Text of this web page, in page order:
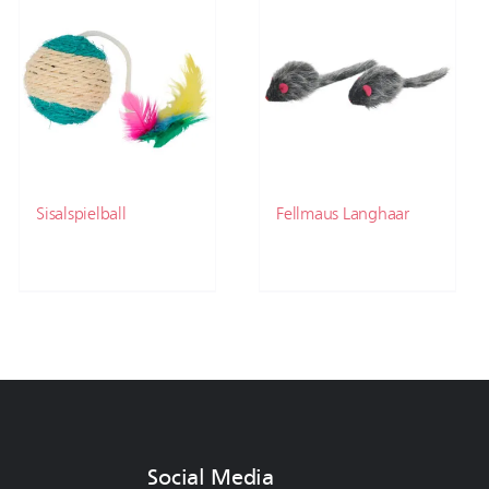
Sisalspielball Fellmaus Langhaar
Social Media